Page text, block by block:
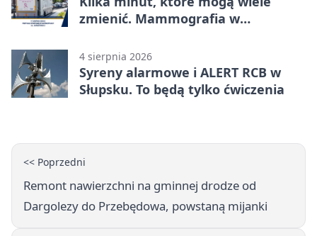
zmienić. Mammografia w
4 sierpnia 2026
Syreny alarmowe i ALERT RCB w
Słupsku. To będą tylko ćwiczenia
<< Poprzedni
Remont nawierzchni na gminnej drodze od
Dargolezy do Przebędowa, powstaną mijanki